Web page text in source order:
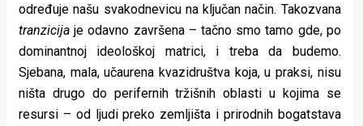
određuje našu svakodnevicu na ključan način. Takozvana
tranzicijaje odavno završena – tačno smo tamo gde, po
dominantnoj ideološkoj matrici, i treba da budemo.
Sjebana, mala, učaurena kvazidruštva koja, u praksi, nisu
ništa drugo do perifernih tržišnih oblasti u kojima se
resursi – od ljudi preko zemljišta i prirodnih bogatstava